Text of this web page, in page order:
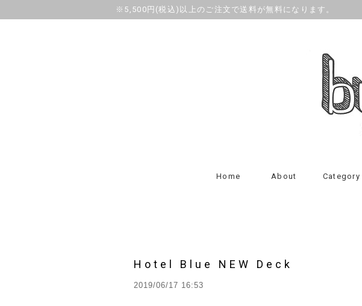
※5,500円(税込)以上のご注文で送料が無料になります。
Home About Category
Hotel Blue NEW Deck
2019/06/17 16:53